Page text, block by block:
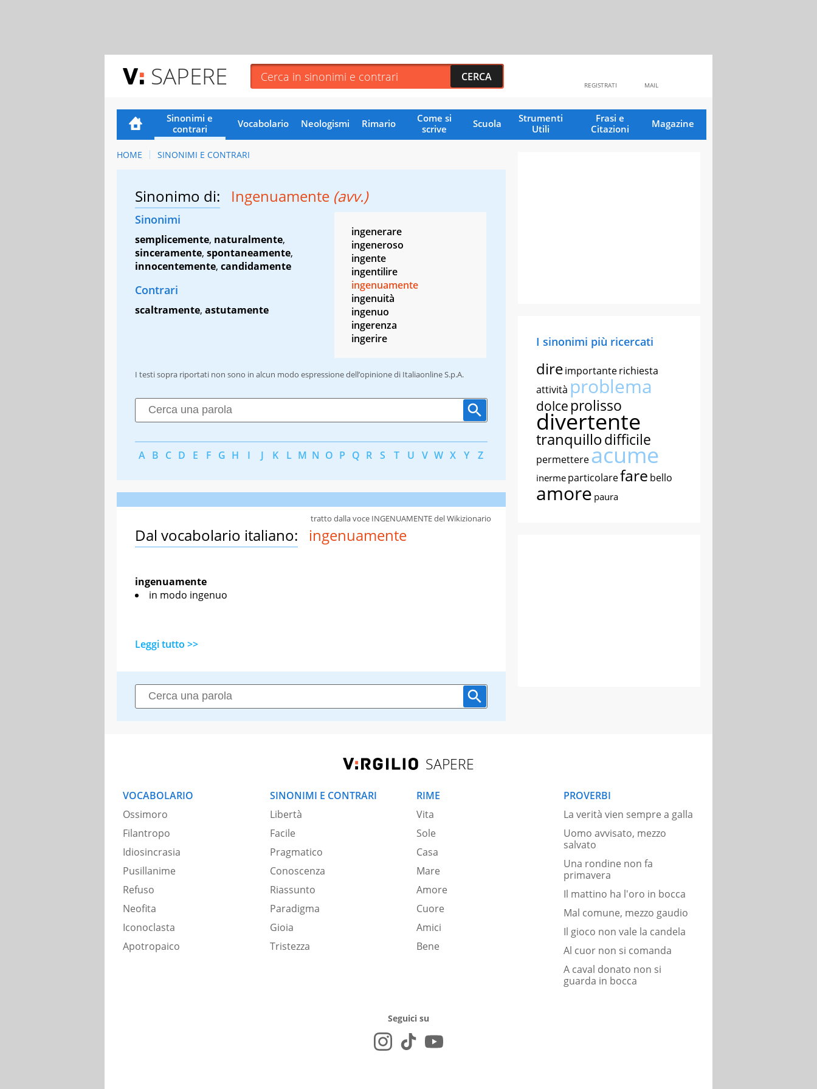
SAPERE MAIL
REGISTRATI
Sinonimi e
contrari
Vocabolario Neologismi Rimario
Come si
scrive
Scuola
Strumenti
Utili
Frasi e
Citazioni
Magazine
HOME SINONIMI E CONTRARI
Sinonimo di: Ingenuamente (avv.)
Sinonimi
semplicemente, naturalmente,
sinceramente, spontaneamente,
innocentemente, candidamente
Contrari
scaltramente, astutamente
ingenerare
ingeneroso
ingente
ingentilire
ingenuamente
ingenuità
ingenuo
ingerenza
ingerire
I testi sopra riportati non sono in alcun modo espressione dell’opinione di Italiaonline S.p.A.
A B C D E F G H I J K L M N O P Q R S T U V W X Y Z
Dal vocabolario italiano: ingenuamente
ingenuamente
in modo ingenuo
Leggi tutto >>
tratto dalla voce INGENUAMENTE del Wikizionario
I sinonimi più ricercati
direimportanterichiesta
attività problema
dolce prolisso
divertente
tranquillodifficile
permettereacume
inerme particolarefare bello
amore paura
SAPERE
VOCABOLARIO
Ossimoro
Filantropo
Idiosincrasia
Pusillanime
Refuso
Neofita
Iconoclasta
Apotropaico
SINONIMI E CONTRARI
Libertà
Facile
Pragmatico
Conoscenza
Riassunto
Paradigma
Gioia
Tristezza
RIME
Vita
Sole
Casa
Mare
Amore
Cuore
Amici
Bene
PROVERBI
La verità vien sempre a galla
Uomo avvisato, mezzo
salvato
Una rondine non fa
primavera
Il mattino ha l'oro in bocca
Mal comune, mezzo gaudio
Il gioco non vale la candela
Al cuor non si comanda
A caval donato non si
guarda in bocca
Seguici su